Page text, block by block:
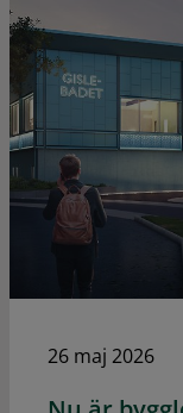
26 maj 2026